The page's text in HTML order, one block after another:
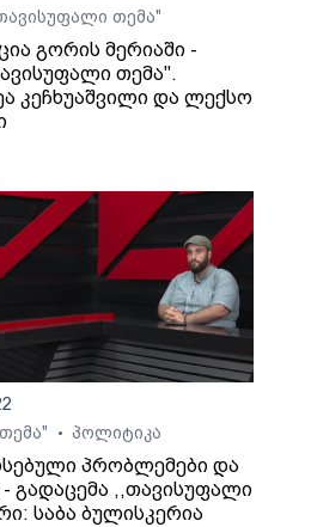
თემა"
გორის მერიაში -
თემა".
კეჩხუაშვილი და ლექსო
• პოლიტიკა
პრობლემები და
- გადაცემა ,,თავისუფალი
საბა ბულისკერია